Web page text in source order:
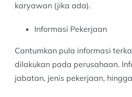
karyawan (jika ada).
Informasi Pekerjaan
Cantumkan pula informasi
dilakukan pada perusahaan.
jabatan, jenis pekerjaan,